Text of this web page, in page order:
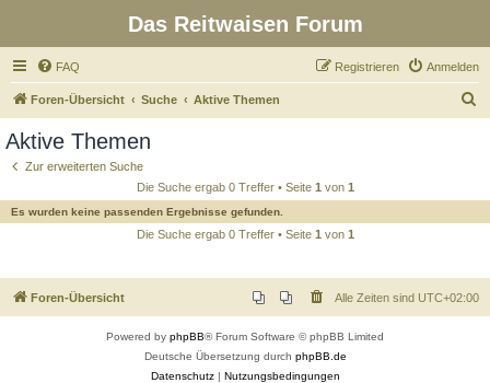
Das Reitwaisen Forum
FAQ Anmelden
Registrieren
Foren-Übersicht Suche Aktive Themen
e
Aktive Themen
Zur erweiterten Suche
Die Suche ergab 0 Treffer • Seite 1 von 1
Es wurden keine passenden Ergebnisse gefunden.
Die Suche ergab 0 Treffer • Seite 1 von 1
Foren-Übersicht Alle Zeiten sind UTC+02:00
Powered by phpBB® Forum Software © phpBB Limited
Deutsche Übersetzung durch phpBB.de
Datenschutz| Nutzungsbedingungen